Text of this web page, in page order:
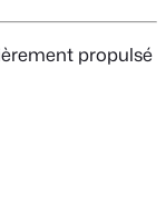
propulsé